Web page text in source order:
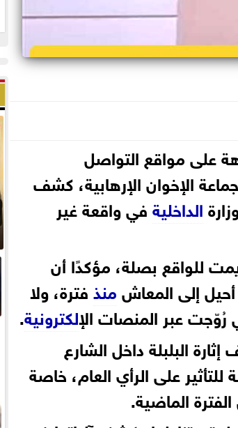
على مواقع التواصل
الإخوان الإرهابية، كشف
الداخليةفي واقعة غير
للواقع بصلة، مؤكدًا أن
إلى المعاشمنذفترة، ولا
رُوّجت عبر المنصات الإلكترونية.
البلبلة داخل الشارع
على الرأي العام، خاصة
الماضية.